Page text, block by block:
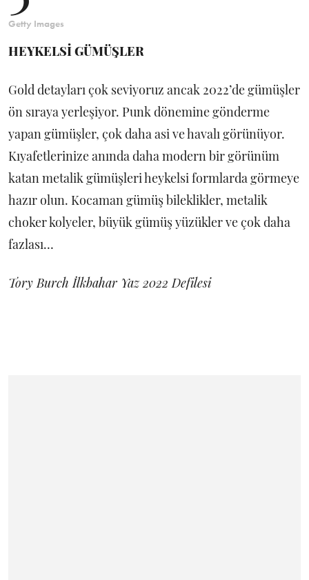
Getty Images
HEYKELSİ GÜMÜŞLER
Gold detayları çok seviyoruz ancak 2022’de gümüşler
ön sıraya yerleşiyor. Punk dönemine gönderme
yapan gümüşler, çok daha asi ve havalı görünüyor.
Kıyafetlerinize anında daha modern bir görünüm
katan metalik gümüşleri heykelsi formlarda görmeye
hazır olun. Kocaman gümüş bileklikler, metalik
choker kolyeler, büyük gümüş yüzükler ve çok daha
fazlası…
Tory Burch İlkbahar Yaz 2022 Defilesi